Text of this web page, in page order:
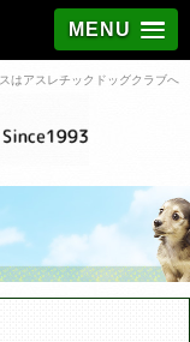
MENU
はアスレチックドッグクラブへ